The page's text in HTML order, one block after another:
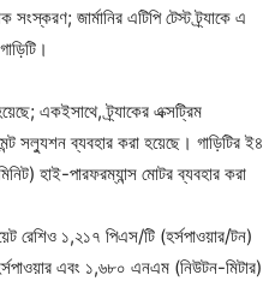
জার্মানির এটিপি টেস্ট ট্র্যাকে এ
একইসাথে, ট্র্যাকের এক্সট্রিম
সল্যুশন ব্যবহার করা হয়েছে। গাড়িটির ই৪
হাই-পারফরম্যান্স মোটর ব্যবহার করা
রেশিও ১,২১৭ পিএস/টি (হর্সপাওয়ার/টন)
এবং ১,৬৮০ এনএম (নিউটন-মিটার)